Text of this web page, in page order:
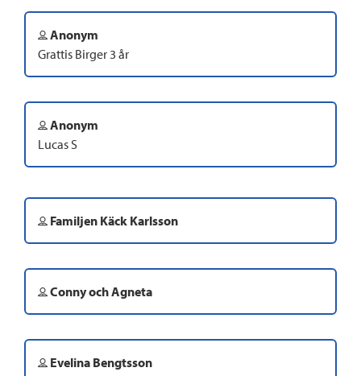
Anonym
Grattis Birger 3 år
Anonym
Lucas S
Familjen Käck Karlsson
Conny och Agneta
Evelina Bengtsson